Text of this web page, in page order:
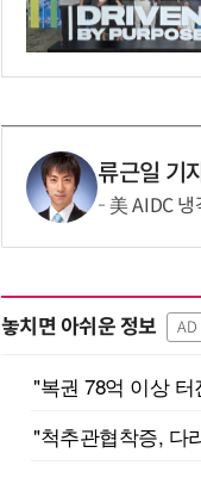
류근일 기
美 AIDC
놓치면 아쉬운 정보 AD